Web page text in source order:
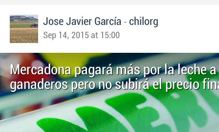
Jose Javier García - chilorg
Sep 14, 2015 at 15:00
Mercadona pagará más por la leche
ganaderos pero no subirá el precio